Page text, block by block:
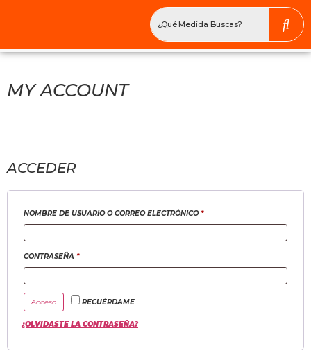
MY ACCOUNT
ACCEDER
NOMBRE DE USUARIO O CORREO ELECTRÓNICO*
CONTRASEÑA *
RECUÉRDAME
Acceso
¿OLVIDASTE LA CONTRASEÑA?